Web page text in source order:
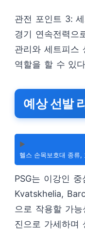
관전 포인트 3:
경기 연속전력으
관리와 세트피스
역할을 할 수 있
예상 선발
▶️
헬스 손목보호대 종류,
PSG는 이강인
Kvatskhelia,
으로 작용할 가
진으로 가세하며